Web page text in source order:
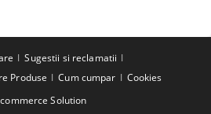
Solution
Sugestii si reclamatii
Produse Cum cumpar Cookies